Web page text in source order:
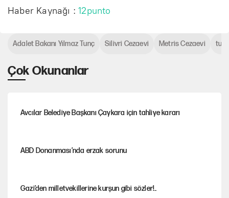
Haber Kaynağı :12punto
Çok Okunanlar
Avcılar Belediye Başkanı Çaykara için tahliye kararı
ABD Donanması’nda erzak sorunu
Gazi’den milletvekillerine kurşun gibi sözler!..
Adalet Bakanı Yılmaz Tunç Silivri Cezaevi Metris Cezaevi